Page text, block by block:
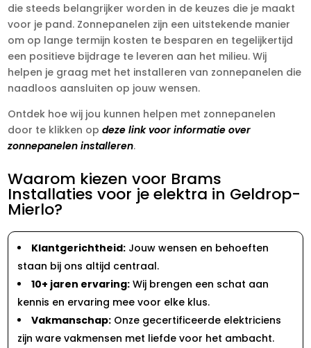
die steeds belangrijker worden in de keuzes die je maakt
voor je pand. Zonnepanelen zijn een uitstekende manier
om op lange termijn kosten te besparen en tegelijkertijd
een positieve bijdrage te leveren aan het milieu. Wij
helpen je graag met het installeren van zonnepanelen die
naadloos aansluiten op jouw wensen.
Ontdek hoe wij jou kunnen helpen met zonnepanelen
door te klikken opdeze link voor informatie over
zonnepanelen installeren.
Waarom kiezen voor Brams
Installaties voor je elektra in Geldrop-
Mierlo?
Klantgerichtheid: Jouw wensen en behoeften
staan bij ons altijd centraal.
10+ jaren ervaring: Wij brengen een schat aan
kennis en ervaring mee voor elke klus.
Vakmanschap: Onze gecertificeerde elektriciens
zijn ware vakmensen met liefde voor het ambacht.